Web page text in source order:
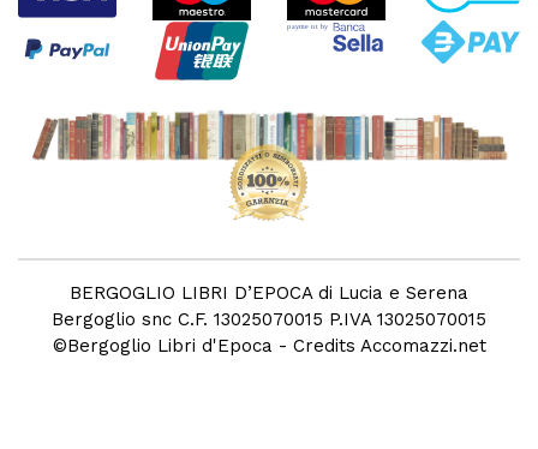
BERGOGLIO LIBRI D’EPOCA di Lucia e Serena
Bergoglio snc C.F. 13025070015 P.IVA 13025070015
©Bergoglio Libri d'Epoca - Credits Accomazzi.net